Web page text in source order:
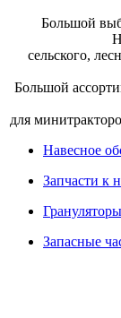
Большой
сельского,
Большой
для
Навесное
Запчасти к
Запасные